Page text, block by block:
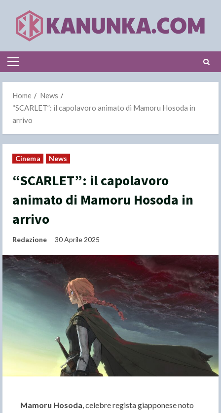
content
Primary
Home
News
“SCARLET”: il capolavoro animato di Mamoru Hosoda in
arrivo
Cinema News
“SCARLET”: il capolavoro
animato di Mamoru Hosoda in
arrivo
Redazione 30 Aprile 2025
Mamoru Hosoda, celebre regista giapponese noto